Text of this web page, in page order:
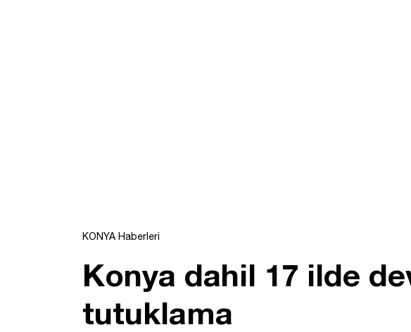
KONYA Haberleri
Konya dahil 17 ilde
tutuklama